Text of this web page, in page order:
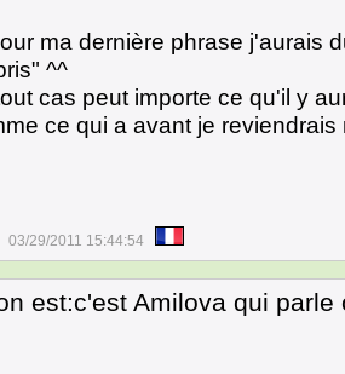
ma dernière phrase j'aurais
^^
cas peut importe ce qu'il y
ce qui a avant je reviendrais
03/29/2011 15:44:54
est:c'est Amilova qui parle